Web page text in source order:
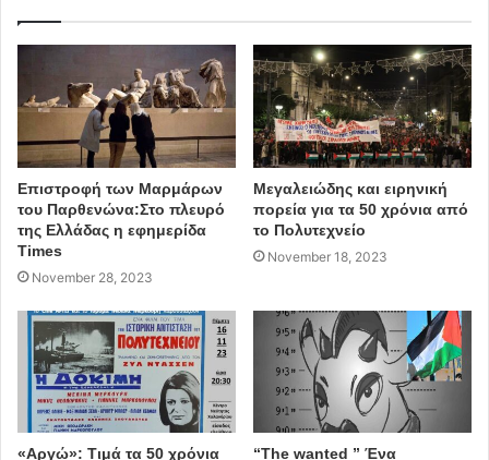
Επιστροφή των Μαρμάρων
του Παρθενώνα:Στο πλευρό
της Ελλάδας η εφημερίδα
Times
November 28, 2023
Μεγαλειώδης και ειρηνική
πορεία για τα 50 χρόνια από
το Πολυτεχνείο
November 18, 2023
«Αργώ»: Τιμά τα 50 χρόνια
“The wanted ” Ένα